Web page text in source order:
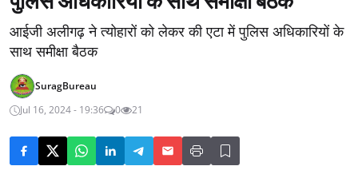
आईजी अलीगढ़ ने त्योहारों को लेकर की एटा में पुलिस अधिकारियों के
साथ समीक्षा बैठक
SuragBureau
Jul 16, 2024 - 19:36
0 21